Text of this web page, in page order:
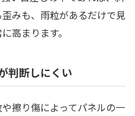
みも、雨粒があるだけで見
高まります。
判断しにくい
擦り傷によってパネルの一